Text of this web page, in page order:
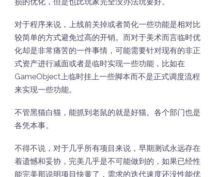
对于程序来说，上线前关掉或者简化一些功能是相对比
较简单的方式避免过高的开销。而对于美术而言临时优
化却是非常痛苦的一件事情，可能需要针对现有的非正
式资产进行减面或者是临时实现一些功能，比如在
GameObject上临时挂上一些脚本而不是正式调度流程
来实现一些功能。
不管黑猫白猫，能抓到老鼠的就是好猫。各个部门也是
各凭本事。
不得不说，对于几乎所有项目来说，早期测试永远存在
着遗憾和妥协，完美几乎是不可能做到的，如果已经性
能完美那说明项目快黄了，需求的迭代速度还没性能优